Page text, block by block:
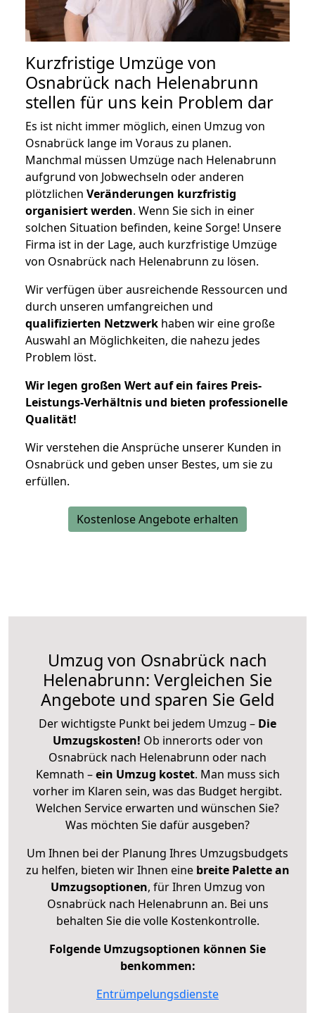
Kurzfristige Umzüge von
Osnabrück nach Helenabrunn
stellen für uns kein Problem dar
Es ist nicht immer möglich, einen Umzug von
Osnabrück lange im Voraus zu planen.
Manchmal müssen Umzüge nach Helenabrunn
aufgrund von Jobwechseln oder anderen
plötzlichen Veränderungen kurzfristig
organisiert werden. Wenn Sie sich in einer
solchen Situation befinden, keine Sorge! Unsere
Firma ist in der Lage, auch kurzfristige Umzüge
von Osnabrück nach Helenabrunn zu lösen.
Wir verfügen über ausreichende Ressourcen und
durch unseren umfangreichen und
qualifizierten Netzwerk haben wir eine große
Auswahl an Möglichkeiten, die nahezu jedes
Problem löst.
Wir legen großen Wert auf ein faires Preis-
Leistungs-Verhältnis und bieten professionelle
Qualität!
Wir verstehen die Ansprüche unserer Kunden in
Osnabrück und geben unser Bestes, um sie zu
erfüllen.
Kostenlose Angebote erhalten
Umzug von Osnabrück nach
Helenabrunn: Vergleichen Sie
Angebote und sparen Sie Geld
Der wichtigste Punkt bei jedem Umzug – Die
Umzugskosten! Ob innerorts oder von
Osnabrück nach Helenabrunn oder nach
Kemnath –ein Umzug kostet. Man muss sich
vorher im Klaren sein, was das Budget hergibt.
Welchen Service erwarten und wünschen Sie?
Was möchten Sie dafür ausgeben?
Um Ihnen bei der Planung Ihres Umzugsbudgets
zu helfen, bieten wir Ihnen eine breite Palette an
Umzugsoptionen, für Ihren Umzug von
Osnabrück nach Helenabrunn an. Bei uns
behalten Sie die volle Kostenkontrolle.
Folgende Umzugsoptionen können Sie
benkommen:
Entrümpelungsdienste